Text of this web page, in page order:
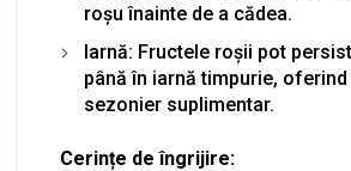
roșu înainte de a cădea.
Iarnă: Fructele roșii pot
până în iarnă timpurie,
sezonier suplimentar.
Cerințe de îngrijire: